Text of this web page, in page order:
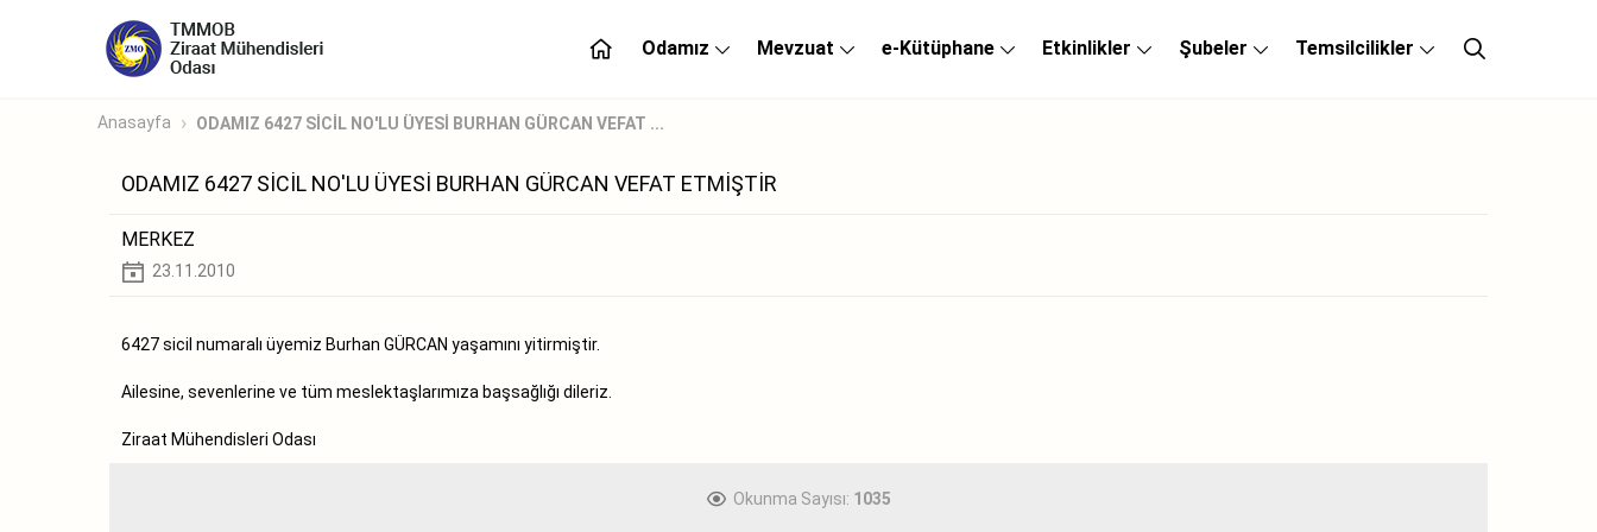
Odamız Mevzuat e-Kütüphane Etkinlikler Şubeler Temsilcilikler
Anasayfa ODAMIZ 6427 SİCİL NO'LU ÜYESİ BURHAN GÜRCAN VEFAT ...
ODAMIZ 6427 SİCİL NO'LU ÜYESİ BURHAN GÜRCAN VEFAT ETMİŞTİR
MERKEZ
23.11.2010
6427 sicil numaralı üyemiz Burhan GÜRCAN yaşamını yitirmiştir.
Ailesine, sevenlerine ve tüm meslektaşlarımıza başsağlığı dileriz.
Ziraat Mühendisleri Odası
Okunma Sayısı: 1035